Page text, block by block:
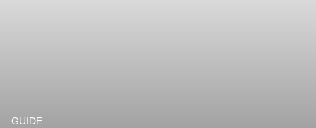
GUIDE